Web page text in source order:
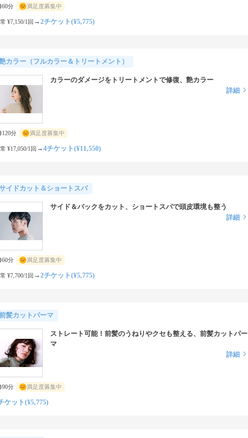
60分 満足度募集中
¥7,150/1回 → 2チケット(¥5,775)
カラー（フルカラー＆トリートメント）
カラーのダメージをトリートメントで修復、艶カラー
詳細
120分 満足度募集中
¥17,050/1回 → 4チケット(¥11,550)
イドカット＆ショートスパ
サイド＆バックをカット、ショートスパで頭皮環境も整う
詳細
60分 満足度募集中
¥7,700/1回 → 2チケット(¥5,775)
髪カットパーマ
ストレート可能！前髪のうねりやクセも整える、前髪カットパー
マ
詳細
90分 満足度募集中
ケット(¥5,775)